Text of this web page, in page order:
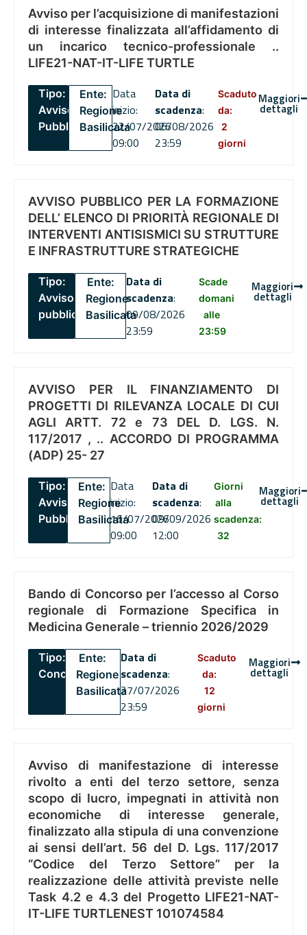
Avviso per l’acquisizione di manifestazioni
di interesse finalizzata all’affidamento di
un incarico tecnico-professionale ..
LIFE21-NAT-IT-LIFE TURTLE
Tipo:
Avviso
Pubblico
Ente:
Regione
Basilicata
Data
inizio:
22/07/2026
09:00
Data di
scadenza:
06/08/2026
23:59
Scaduto
da:
2
giorni
Maggiori
dettagli
AVVISO PUBBLICO PER LA FORMAZIONE
DELL’ ELENCO DI PRIORITÀ REGIONALE DI
INTERVENTI ANTISISMICI SU STRUTTURE
E INFRASTRUTTURE STRATEGICHE
Tipo:
Avviso
pubblico
Ente:
Regione
Basilicata
Data di
scadenza:
09/08/2026
23:59
Scade
domani
alle
23:59
Maggiori
dettagli
AVVISO PER IL FINANZIAMENTO DI
PROGETTI DI RILEVANZA LOCALE DI CUI
AGLI ARTT. 72 e 73 DEL D. LGS. N.
117/2017 , .. ACCORDO DI PROGRAMMA
(ADP) 25- 27
Tipo:
Avviso
Pubblico
Ente:
Regione
Basilicata
Data
inizio:
16/07/2026
09:00
Data di
scadenza:
09/09/2026
12:00
Giorni
alla
scadenza:
32
Maggiori
dettagli
Bando di Concorso per l’accesso al Corso
regionale di Formazione Specifica in
Medicina Generale – triennio 2026/2029
Tipo:
Concorsi
Ente:
Regione
Basilicata
Data di
scadenza:
27/07/2026
23:59
Scaduto
da:
12
giorni
Maggiori
dettagli
Avviso di manifestazione di interesse
rivolto a enti del terzo settore, senza
scopo di lucro, impegnati in attività non
economiche di interesse generale,
finalizzato alla stipula di una convenzione
ai sensi dell’art. 56 del D. Lgs. 117/2017
“Codice del Terzo Settore” per la
realizzazione delle attività previste nelle
Task 4.2 e 4.3 del Progetto LIFE21-NAT-
IT-LIFE TURTLENEST 101074584